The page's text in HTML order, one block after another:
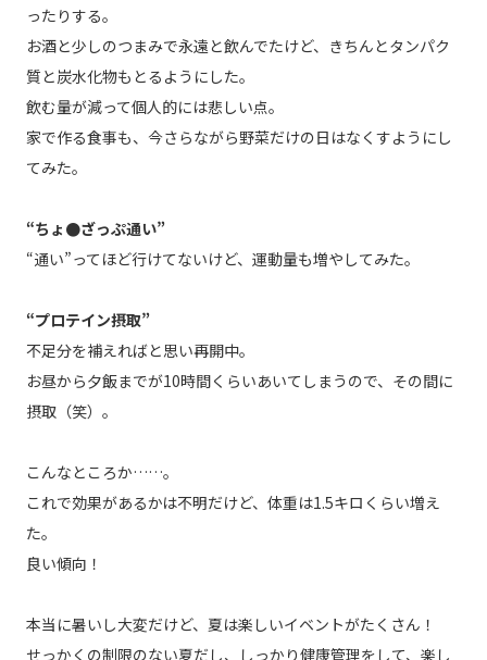
ったりする。
お酒と少しのつまみで永遠と飲んでたけど、きちんとタンパク
質と炭水化物もとるようにした。
飲む量が減って個人的には悲しい点。
家で作る食事も、今さらながら野菜だけの日はなくすようにし
てみた。
“ちょ●ざっぷ通い”
“通い”ってほど行けてないけど、運動量も増やしてみた。
“プロテイン摂取”
不足分を補えればと思い再開中。
お昼から夕飯までが10時間くらいあいてしまうので、その間に
摂取（笑）。
こんなところか……。
これで効果があるかは不明だけど、体重は1.5キロくらい増え
た。
良い傾向！
本当に暑いし大変だけど、夏は楽しいイベントがたくさん！
せっかくの制限のない夏だし、しっかり健康管理をして、楽し